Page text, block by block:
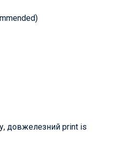
довжелезний print is